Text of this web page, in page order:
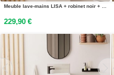
Meuble lave-mains LISA + robinet noir + miroir ovale
229,90 €